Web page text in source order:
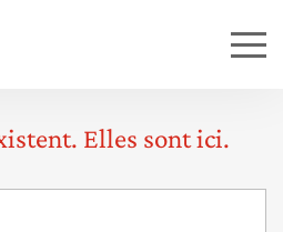
Elles sont ici.